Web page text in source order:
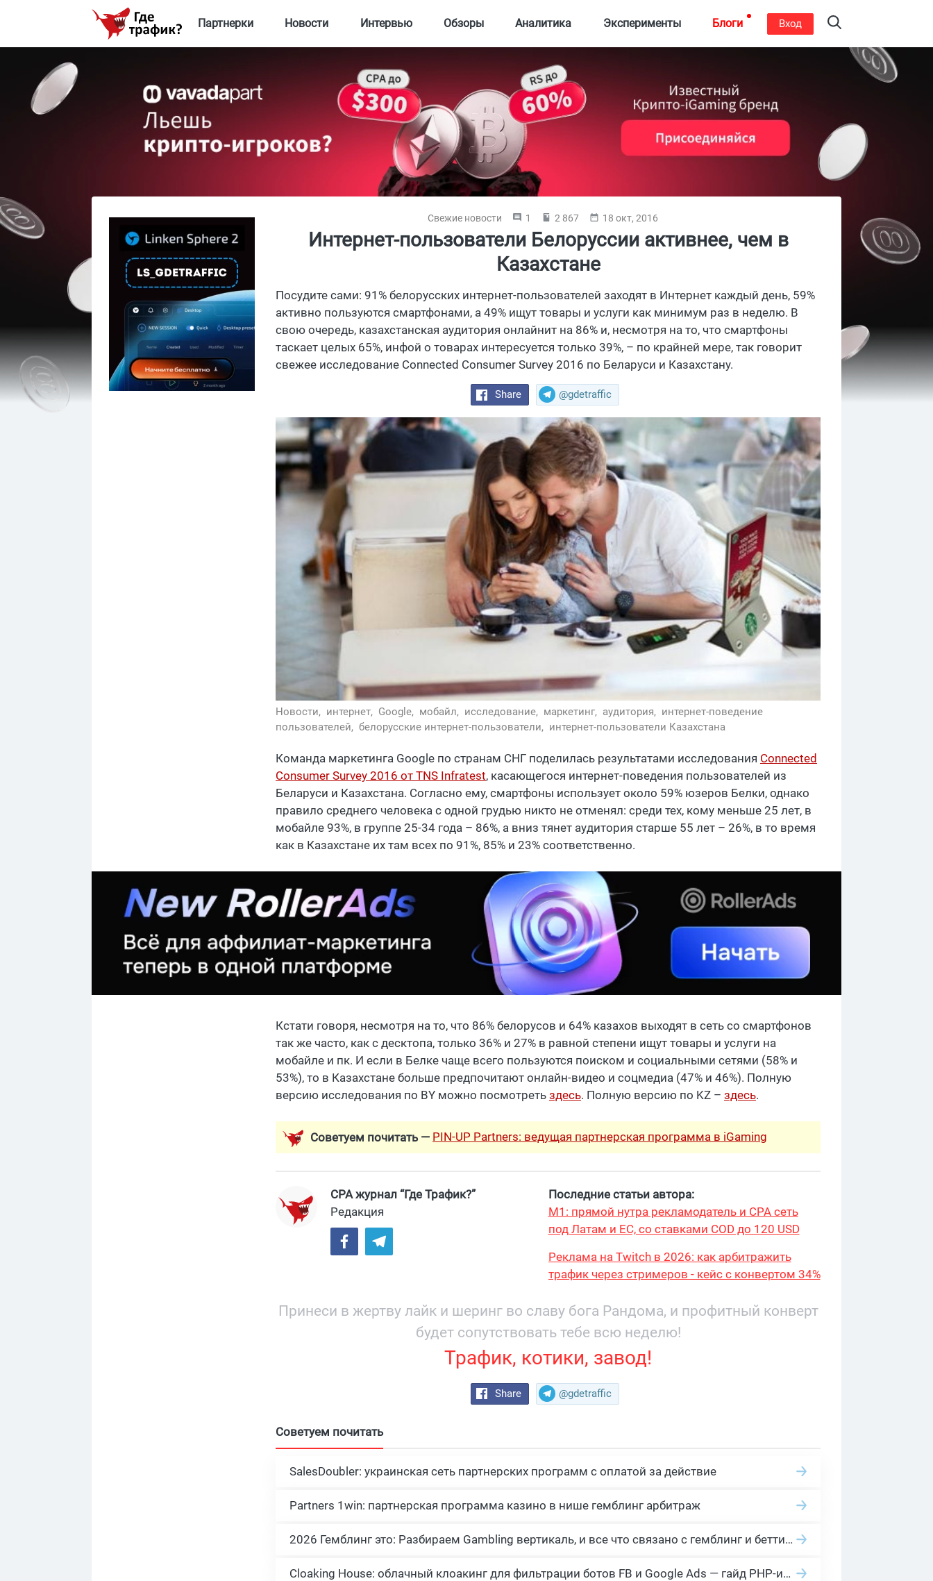
Партнерки Новости Интервью Обзоры Аналитика Эксперименты Блоги Вход
Свежие новости 1 2 867 18 окт, 2016
Интернет-пользователи Белоруссии активнее, чем в
Казахстане
Посудите сами: 91% белорусских интернет-пользователей заходят в Интернет каждый день, 59%
активно пользуются смартфонами, а 49% ищут товары и услуги как минимум раз в неделю. В
свою очередь, казахстанская аудитория онлайнит на 86% и, несмотря на то, что смартфоны
таскает целых 65%, инфой о товарах интересуется только 39%, – по крайней мере, так говорит
свежее исследование Connected Consumer Survey 2016 по Беларуси и Казахстану.
Share @gdetraffic
Новости, интернет, Google, мобайл, исследование, маркетинг, аудитория, интернет-поведение
пользователей, белорусские интернет-пользователи, интернет-пользователи Казахстана
Команда маркетинга Google по странам СНГ поделилась результатами исследования Connected
Consumer Survey 2016 от TNS Infratest, касающегося интернет-поведения пользователей из
Беларуси и Казахстана. Согласно ему, смартфоны использует около 59% юзеров Белки, однако
правило среднего человека с одной грудью никто не отменял: среди тех, кому меньше 25 лет, в
мобайле 93%, в группе 25-34 года – 86%, а вниз тянет аудитория старше 55 лет – 26%, в то время
как в Казахстане их там всех по 91%, 85% и 23% соответственно.
Кстати говоря, несмотря на то, что 86% белорусов и 64% казахов выходят в сеть со смартфонов
так же часто, как с десктопа, только 36% и 27% в равной степени ищут товары и услуги на
мобайле и пк. И если в Белке чаще всего пользуются поиском и социальными сетями (58% и
53%), то в Казахстане больше предпочитают онлайн-видео и соцмедиа (47% и 46%). Полную
версию исследования по BY можно посмотреть здесь. Полную версию по KZ – здесь.
Советуем почитать — PIN-UP Partners: ведущая партнерская программа в iGaming
CPA журнал “Где Трафик?”
Редакция
Последние статьи автора:
М1: прямой нутра рекламодатель и CPA сеть
под Латам и ЕС, со ставками COD до 120 USD
Реклама на Twitch в 2026: как арбитражить
трафик через стримеров - кейс с конвертом 34%
Принеси в жертву лайк и шеринг во славу бога Рандома, и профитный конверт
будет сопутствовать тебе всю неделю!
Трафик, котики, завод!
Share @gdetraffic
Советуем почитать
SalesDoubler: украинская сеть партнерских программ с оплатой за действие
Partners 1win: партнерская программа казино в нише гемблинг арбитраж
2026 Гемблинг это: Разбираем Gambling вертикаль, и все что связано с гемблинг и беттинг офферами
Cloaking House: облачный клоакинг для фильтрации ботов FB и Google Ads — гайд PHP-интеграции 2026